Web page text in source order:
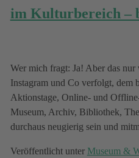
im Kulturbereich –
Wer mich fragt: Ja! Aber das
Instagram und Co verfolgt, dem
Aktionstage, Online- und
Museum, Archiv, Bibliothek,
durchaus neugierig sein und
Veröffentlicht unter Museum &